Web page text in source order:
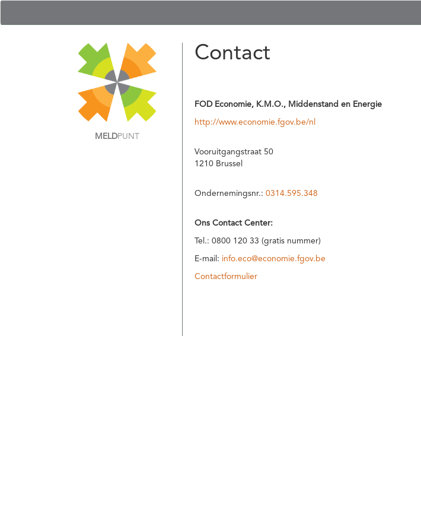
MELDPUNT
Contact
FOD Economie, K.M.O., Middenstand en Energie
http://www.economie.fgov.be/nl
Vooruitgangstraat 50
1210 Brussel
Ondernemingsnr.: 0314.595.348
Ons Contact Center:
Tel.: 0800 120 33 (gratis nummer)
E-mail: info.eco@economie.fgov.be
Contactformulier